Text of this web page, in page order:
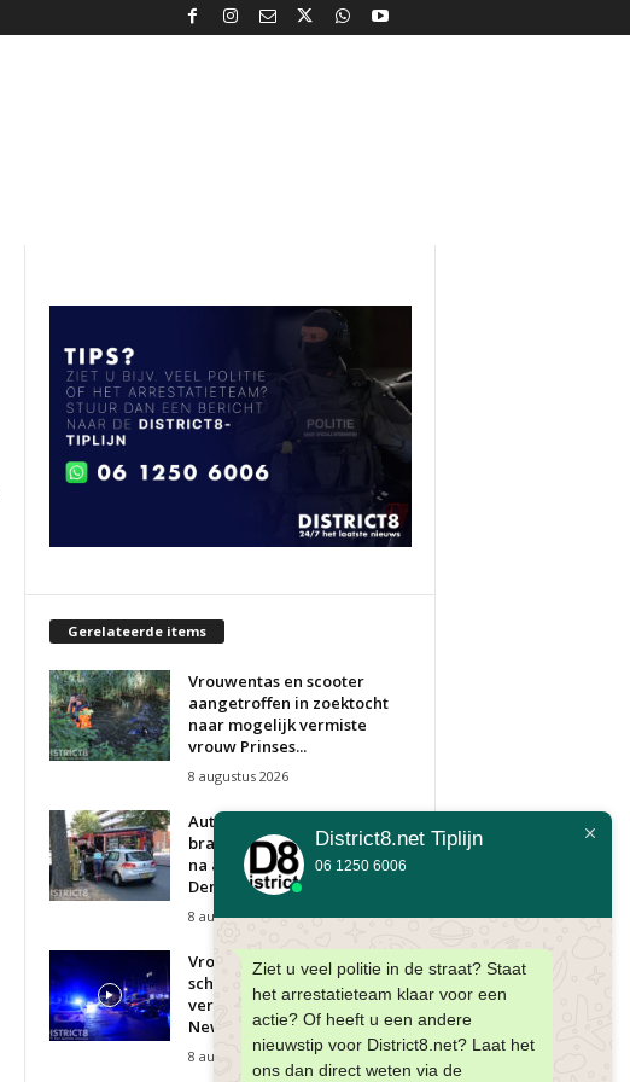
Gerelateerde items
Vrouwentas en scooter
aangetroffen in zoektocht
naar mogelijk vermiste
vrouw Prinses...
8 augustus 2026
Automobilist door
brandweer uit auto gehaald
na aanrijding Meppelweg
Den Haag
8 augustus 2026
Vrouw overleden bij
schietpartij in woning;
verdachte aangehouden
New Yorksingel Den...
8 augustus 2026
District8.net Tiplijn
06 1250 6006
Ziet u veel politie in de straat? Staat
het arrestatieteam klaar voor een
actie? Of heeft u een andere
nieuwstip voor District8.net? Laat het
ons dan direct weten via de